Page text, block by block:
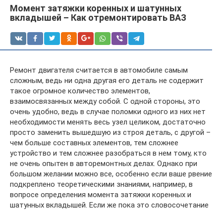
Момент затяжки коренных и шатунных
вкладышей – Как отремонтировать ВАЗ
Ремонт двигателя считается в автомобиле самым
сложным, ведь ни одна другая его деталь не содержит
такое огромное количество элементов,
взаимосвязанных между собой. С одной стороны, это
очень удобно, ведь в случае поломки одного из них нет
необходимости менять весь узел целиком, достаточно
просто заменить вышедшую из строя деталь, с другой –
чем больше составных элементов, тем сложнее
устройство и тем сложнее разобраться в нем тому, кто
не очень опытен в авторемонтных делах. Однако при
большом желании можно все, особенно если ваше рвение
подкреплено теоретическими знаниями, например, в
вопросе определения момента затяжки коренных и
шатунных вкладышей. Если же пока это словосочетание